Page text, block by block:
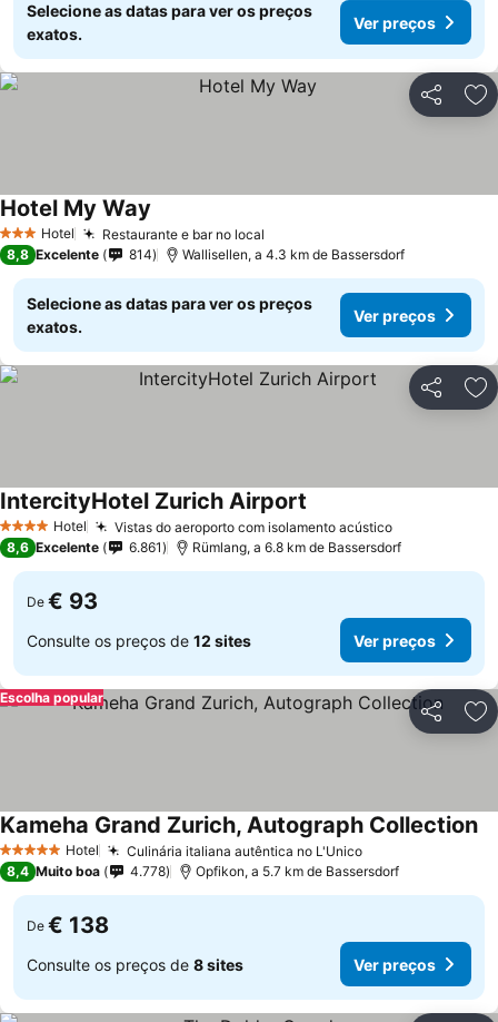
Selecione as datas para ver os preços
exatos.
Ver preços
Partilhar
3 EstrelasHotel Restaurante e bar no local
Hotel My Way
8,8 Excelente 814 Wallisellen, a 4.3 km de Bassersdorf
Selecione as datas para ver os preços
exatos.
Ver preços
Partilhar
4 EstrelasHotel Vistas do aeroporto com isolamento acústico
IntercityHotel Zurich Airport
8,6 Excelente 6.861 Rümlang, a 6.8 km de Bassersdorf
De € 93
Consulte os preços de 12 sites Ver preços
Partilhar
Escolha popular
5 Estrelas Hotel Culinária italiana autêntica no L'Unico
Kameha Grand Zurich, Autograph Collection
8,4 Muito boa 4.778 Opfikon, a 5.7 km de Bassersdorf
De € 138
Consulte os preços de 8 sites Ver preços